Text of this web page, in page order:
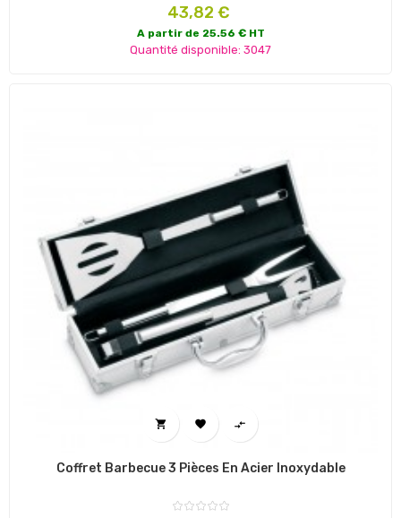
Prix
43,82 €
A partir de 25.56 € HT
Quantité disponible: 3047
  
Coffret Barbecue 3 Pièces En Acier Inoxydable